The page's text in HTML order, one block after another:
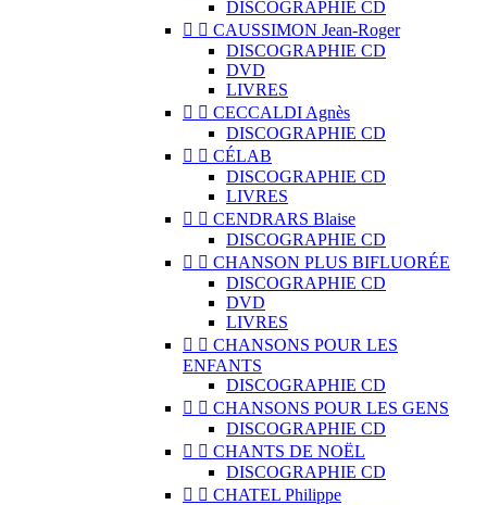
DISCOGRAPHIE CD
  CAUSSIMON Jean-Roger
DISCOGRAPHIE CD
DVD
LIVRES
  CECCALDI Agnès
DISCOGRAPHIE CD
  CÉLAB
DISCOGRAPHIE CD
LIVRES
  CENDRARS Blaise
DISCOGRAPHIE CD
  CHANSON PLUS BIFLUORÉE
DISCOGRAPHIE CD
DVD
LIVRES
  CHANSONS POUR LES
ENFANTS
DISCOGRAPHIE CD
  CHANSONS POUR LES GENS
DISCOGRAPHIE CD
  CHANTS DE NOËL
DISCOGRAPHIE CD
  CHATEL Philippe